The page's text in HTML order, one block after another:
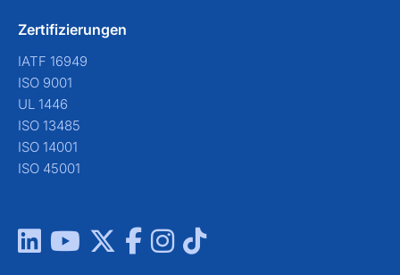
Zertifizierungen
IATF 16949
ISO 9001
UL 1446
ISO 13485
ISO 14001
ISO 45001